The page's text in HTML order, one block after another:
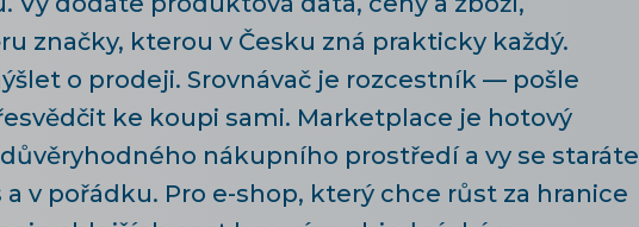
značky, kterou v Česku zná prakticky každý.
o prodeji. Srovnávač je rozcestník — pošle
ke koupi sami. Marketplace je hotový
nákupního prostředí a vy se staráte
v pořádku. Pro e-shop, který chce růst za hranice